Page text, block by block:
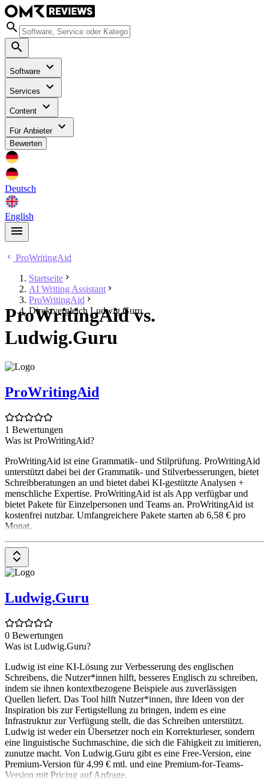
Software
Services
Content
Für Anbieter
Bewerten
Deutsch
English
ProWritingAid
Startseite
AI Writing Assistant
ProWritingAid
Direktvergleich Ludwig.Guru
ProWritingAid vs.
Ludwig.Guru
ProWritingAid
1 Bewertungen
Was ist ProWritingAid?
ProWritingAid ist eine Grammatik- und Stilprüfung. ProWritingAid
unterstützt dabei bei der Grammatik- und Stilverbesserungen, bietet
Schreibberatungen an und bietet dabei KI-gestützte Analysen +
menschliche Expertise. ProWritingAid ist als App verfügbar und
bietet Pakete für Einzelpersonen und Teams an. ProWritingAid ist
kostenfrei nutzbar. Umfangreichere Pakete starten ab 6,58 € pro
Monat.
Ludwig.Guru
0 Bewertungen
Was ist Ludwig.Guru?
Ludwig ist eine KI-Lösung zur Verbesserung des englischen
Schreibens, die Nutzer*innen hilft, besseres Englisch zu schreiben,
indem sie ihnen kontextbezogene Beispiele aus zuverlässigen
Quellen liefert. Das Tool hilft Nutzer*innen, ihre Ideen von der
Inspiration bis zur Fertigstellung zu bringen, indem es eine
Infrastruktur zur Verfügung stellt, die das Schreiben unterstützt.
Ludwig ist weder ein Übersetzer noch ein Korrekturleser, sondern
eine linguistische Suchmaschine, die sich die Fähigkeit zu imitieren,
zunutze macht. Von Ludwig.Guru gibt es eine Free-Version, eine
Premium-Version für 4,99 € mtl. und eine Premium-for-Teams-
Version mit Pricing auf Anfrage.